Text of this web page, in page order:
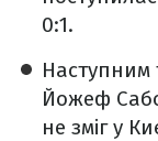
0:1.
Наступним
Йожеф
не зміг у